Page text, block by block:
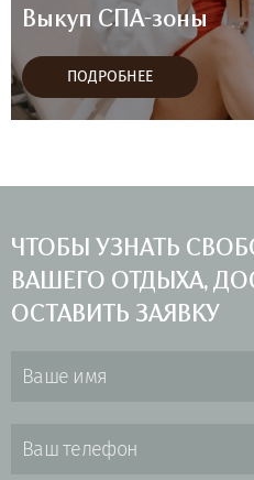
Выкуп СПА-зоны
ПОДРОБНЕЕ
ЧТОБЫ УЗНАТЬ
ВАШЕГО ОТДЫХА,
ОСТАВИТЬ ЗАЯВКУ